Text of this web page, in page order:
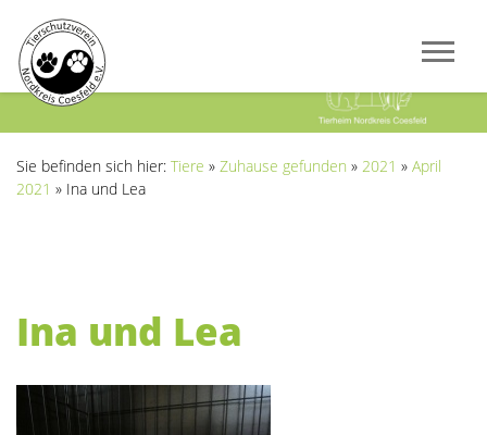
Sie befinden sich hier: Tiere » Zuhause gefunden » 2021 » April
2021 » Ina und Lea
Ina und Lea